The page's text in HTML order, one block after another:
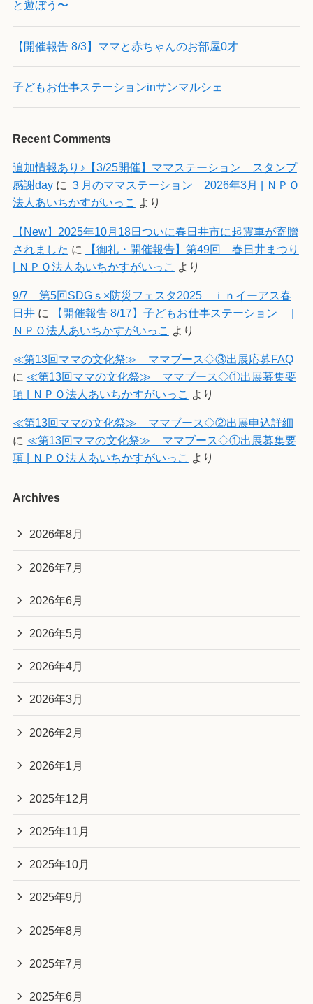
と遊ぼう〜
【開催報告 8/3】ママと赤ちゃんのお部屋0才
子どもお仕事ステーションinサンマルシェ
Recent Comments
追加情報あり♪【3/25開催】ママステーション スタンプ
感謝dayに ３月のママステーション 2026年3月 | ＮＰＯ
法人あいちかすがいっこ より
【New】2025年10月18日ついに春日井市に起震車が寄贈
されました に
【御礼・開催報告】第49回 春日井まつり
| ＮＰＯ法人あいちかすがいっこ
より
9/7 第5回SDGｓ×防災フェスタ2025 ｉｎイーアス春
日井に
【開催報告 8/17】子どもお仕事ステーション |
ＮＰＯ法人あいちかすがいっこ より
≪第13回ママの文化祭≫ ママブース◇③出展応募FAQ
に ≪第13回ママの文化祭≫ ママブース◇①出展募集要
項 | ＮＰＯ法人あいちかすがいっこ より
≪第13回ママの文化祭≫ ママブース◇②出展申込詳細
に ≪第13回ママの文化祭≫ ママブース◇①出展募集要
項 | ＮＰＯ法人あいちかすがいっこ より
Archives
2026年8月
2026年7月
2026年6月
2026年5月
2026年4月
2026年3月
2026年2月
2026年1月
2025年12月
2025年11月
2025年10月
2025年9月
2025年8月
2025年7月
2025年6月